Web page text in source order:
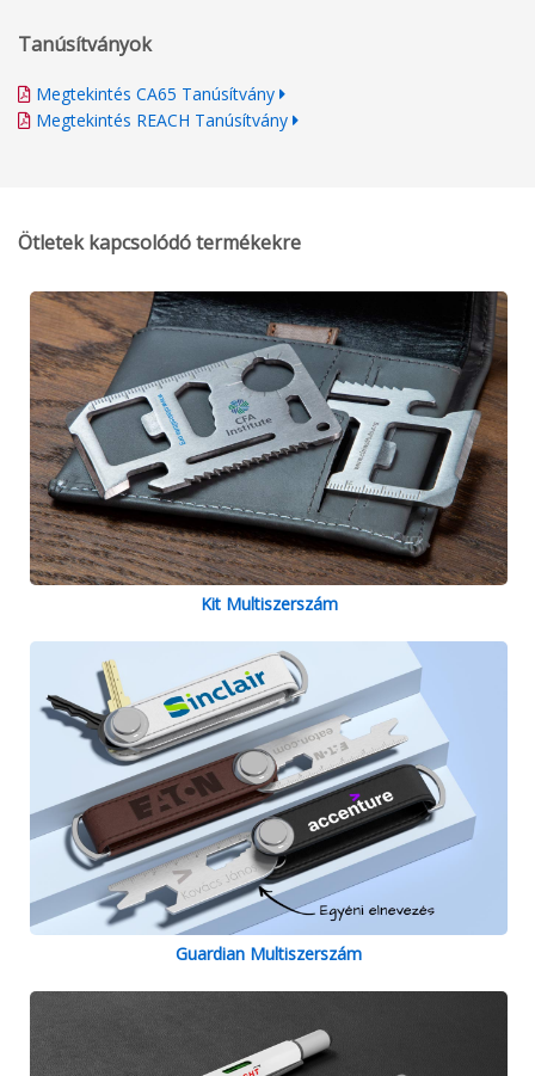
Tanúsítványok
Megtekintés CA65 Tanúsítvány
Megtekintés REACH Tanúsítvány
Ötletek kapcsolódó termékekre
Kit Multiszerszám
Guardian Multiszerszám